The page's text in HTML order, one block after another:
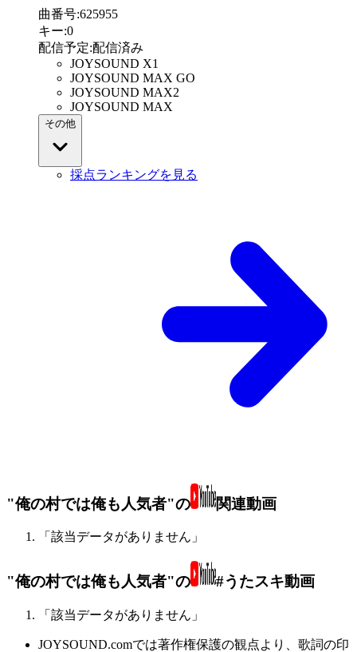
曲番号:625955
キー:0
配信予定:配信済み
JOYSOUND X1
JOYSOUND MAX GO
JOYSOUND MAX2
JOYSOUND MAX
その他
採点ランキングを見る
"俺の村では俺も人気者"の 関連動画
「該当データがありません」
"俺の村では俺も人気者"の #うたスキ動画
「該当データがありません」
JOYSOUND.comでは著作権保護の観点より、歌詞の印